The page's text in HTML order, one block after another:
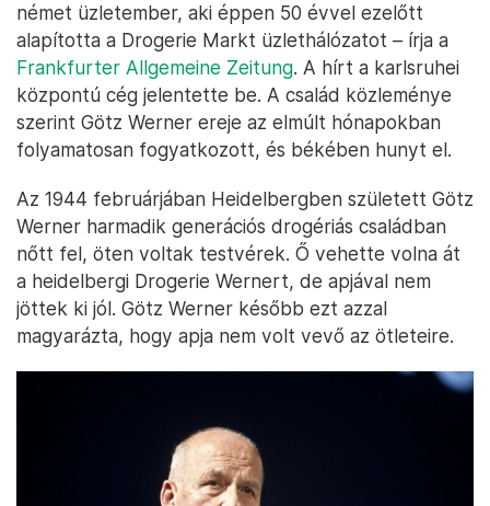
német üzletember, aki éppen 50 évvel ezelőtt
alapította a Drogerie Markt üzlethálózatot – írja a
Frankfurter Allgemeine Zeitung. A hírt a karlsruhei
központú cég jelentette be. A család közleménye
szerint Götz Werner ereje az elmúlt hónapokban
folyamatosan fogyatkozott, és békében hunyt el.
Az 1944 februárjában Heidelbergben született Götz
Werner harmadik generációs drogériás családban
nőtt fel, öten voltak testvérek. Ő vehette volna át
a heidelbergi Drogerie Wernert, de apjával nem
jöttek ki jól. Götz Werner később ezt azzal
magyarázta, hogy apja nem volt vevő az ötleteire.